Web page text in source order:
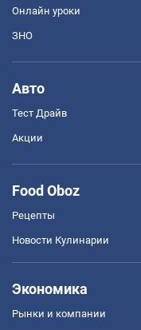
Онлайн уроки
ЗНО
Авто
Тест Драйв
Акции
Food Oboz
Рецепты
Новости Кулинарии
Экономика
Рынки и компании